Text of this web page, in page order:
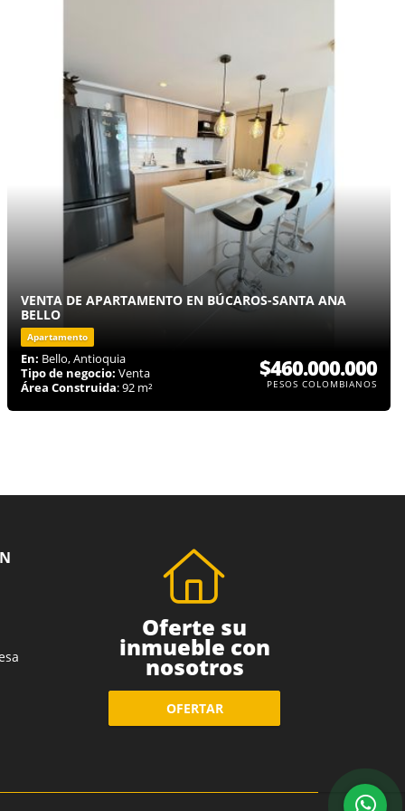
VENTA DE APARTAMENTO EN BÚCAROS-SANTA ANA
BELLO
Apartamento
En: Bello, Antioquia
Tipo de negocio: Venta
Área Construida: 92 m²
$460.000.000
PESOS COLOMBIANOS
Oferte su
inmueble con
nosotros
OFERTAR